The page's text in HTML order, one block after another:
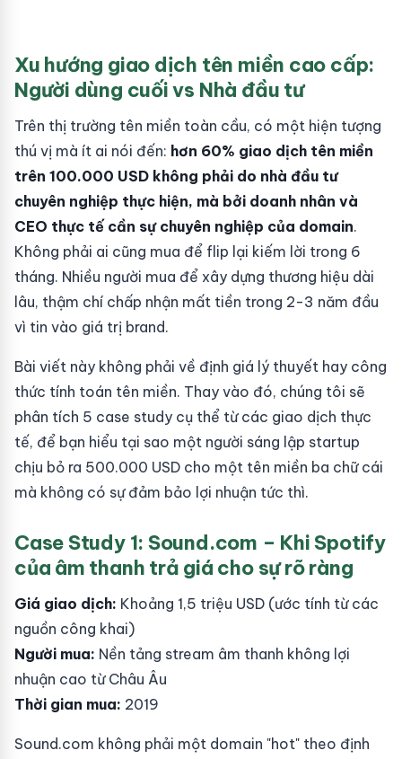
Xu hướng giao dịch tên miền cao cấp:
Người dùng cuối vs Nhà đầu tư
Trên thị trường tên miền toàn cầu, có một hiện tượng
thú vị mà ít ai nói đến: hơn 60% giao dịch tên miền
trên 100.000 USD không phải do nhà đầu tư
chuyên nghiệp thực hiện, mà bởi doanh nhân và
CEO thực tế cần sự chuyên nghiệp của domain.
Không phải ai cũng mua để flip lại kiếm lời trong 6
tháng. Nhiều người mua để xây dựng thương hiệu dài
lâu, thậm chí chấp nhận mất tiền trong 2-3 năm đầu
vì tin vào giá trị brand.
Bài viết này không phải về định giá lý thuyết hay công
thức tính toán tên miền. Thay vào đó, chúng tôi sẽ
phân tích 5 case study cụ thể từ các giao dịch thực
tế, để bạn hiểu tại sao một người sáng lập startup
chịu bỏ ra 500.000 USD cho một tên miền ba chữ cái
mà không có sự đảm bảo lợi nhuận tức thì.
Case Study 1: Sound.com – Khi Spotify
của âm thanh trả giá cho sự rõ ràng
Giá giao dịch: Khoảng 1,5 triệu USD (ước tính từ các
nguồn công khai)
Người mua: Nền tảng stream âm thanh không lợi
nhuận cao từ Châu Âu
Thời gian mua: 2019
Sound.com không phải một domain "hot" theo định